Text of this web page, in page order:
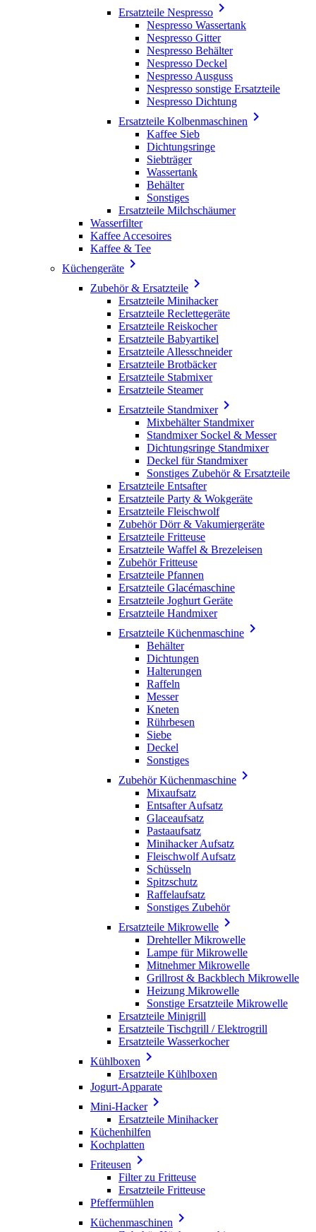
Ersatzteile Nespresso 
Nespresso Wassertank
Nespresso Gitter
Nespresso Behälter
Nespresso Deckel
Nespresso Ausguss
Nespresso sonstige Ersatzteile
Nespresso Dichtung
Ersatzteile Kolbenmaschinen 
Kaffee Sieb
Dichtungsringe
Siebträger
Wassertank
Behälter
Sonstiges
Ersatzteile Milchschäumer
Wasserfilter
Kaffee Accesoires
Kaffee & Tee
Küchengeräte 
Zubehör & Ersatzteile 
Ersatzteile Minihacker
Ersatzteile Reclettegeräte
Ersatzteile Reiskocher
Ersatzteile Babyartikel
Ersatzteile Allesschneider
Ersatzteile Brotbäcker
Ersatzteile Stabmixer
Ersatzteile Steamer
Ersatzteile Standmixer
Mixbehälter Standmixer
Standmixer Sockel & Messer
Dichtungsringe Standmixer
Deckel für Standmixer
Sonstiges Zubehör & Ersatzteile
Ersatzteile Entsafter
Ersatzteile Party & Wokgeräte
Ersatzteile Fleischwolf
Zubehör Dörr & Vakumiergeräte
Ersatzteile Fritteuse
Ersatzteile Waffel & Brezeleisen
Zubehör Fritteuse
Ersatzteile Pfannen
Ersatzteile Glacémaschine
Ersatzteile Joghurt Geräte
Ersatzteile Handmixer
Ersatzteile Küchenmaschine 
Behälter
Dichtungen
Halterungen
Raffeln
Messer
Kneten
Rührbesen
Siebe
Deckel
Sonstiges
Zubehör Küchenmaschine 
Mixaufsatz
Entsafter Aufsatz
Glaceaufsatz
Pastaaufsatz
Minihacker Aufsatz
Fleischwolf Aufsatz
Schüsseln
Spitzschutz
Raffelaufsatz
Sonstiges Zubehör
Ersatzteile Mikrowelle 
Drehteller Mikrowelle
Lampe für Mikrowelle
Mitnehmer Mikrowelle
Grillrost & Backblech Mikrowelle
Heizung Mikrowelle
Sonstige Ersatzteile Mikrowelle
Ersatzteile Minigrill
Ersatzteile Tischgrill / Elektrogrill
Ersatzteile Wasserkocher
Kühlboxen 
Ersatzteile Kühlboxen
Jogurt-Apparate
Mini-Hacker
Ersatzteile Minihacker
Küchenhilfen
Kochplatten
Friteusen 
Filter zu Fritteuse
Ersatzteile Fritteuse
Pfeffermühlen
Küchenmaschinen 